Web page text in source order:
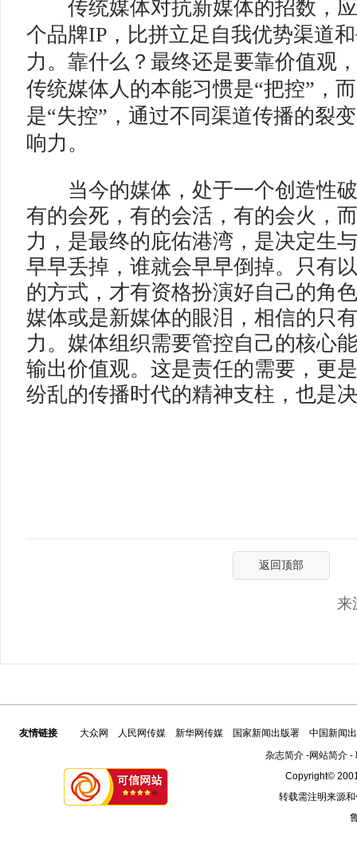
传统媒体对抗新媒体的招数，应
个品牌IP，比拼立足自我优势渠道
力。靠什么？最终还是要靠价值观
传统媒体人的本能习惯是“把控”，
是“失控”，通过不同渠道传播的裂
响力。
当今的媒体，处于一个创造性破
有的会死，有的会活，有的会火，
力，是最终的庇佑港湾，是决定生
早早丢掉，谁就会早早倒掉。只有
的方式，才有资格扮演好自己的角
媒体或是新媒体的眼泪，相信的只
力。媒体组织需要管控自己的核心
输出价值观。这是责任的需要，更
纷乱的传播时代的精神支柱，也是
返回顶部
来
友情链接 大众网 人民网传媒 新华网传媒 国家新闻出版署
中国新闻
杂志简介-网站简介-
Copyright©
转载需注明来源